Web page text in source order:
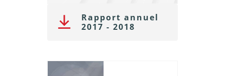
Rapport annuel
2017 - 2018